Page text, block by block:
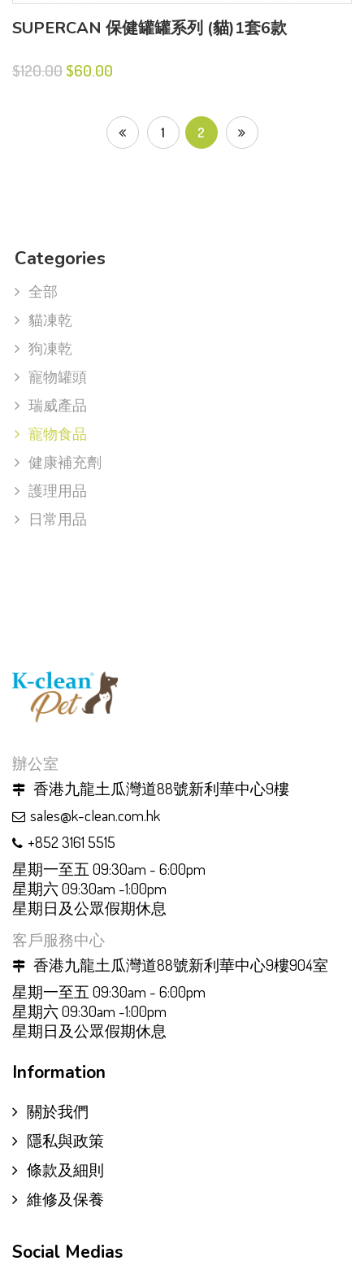
SUPERCAN 保健罐罐系列 (貓)1套6款
$120.00 $60.00
1 2
Categories
全部
貓凍乾
狗凍乾
寵物罐頭
瑞威產品
寵物食品
健康補充劑
護理用品
日常用品
辦公室
香港九龍土瓜灣道88號新利華中心9樓
sales@k-clean.com.hk
+852 3161 5515
星期一至五 09:30am - 6:00pm
星期六 09:30am -1:00pm
星期日及公眾假期休息
客戶服務中心
香港九龍土瓜灣道88號新利華中心9樓904室
星期一至五 09:30am - 6:00pm
星期六 09:30am -1:00pm
星期日及公眾假期休息
Information
關於我們
隱私與政策
條款及細則
維修及保養
Social Medias